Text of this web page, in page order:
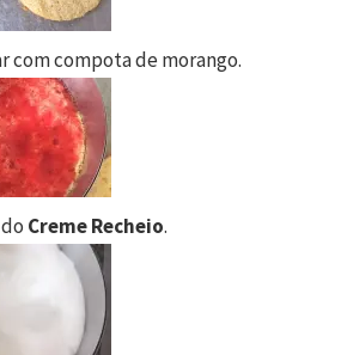
com compota de morango.
Creme Recheio.